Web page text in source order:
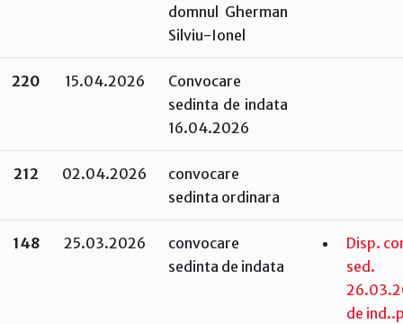
domnul Gherman
Silviu-Ionel
220 15.04.2026
Convocare
sedinta de indata
16.04.2026
212 02.04.2026
convocare
sedinta ordinara
148 25.03.2026
convocare
sedinta de indata
Disp.
sed.
de